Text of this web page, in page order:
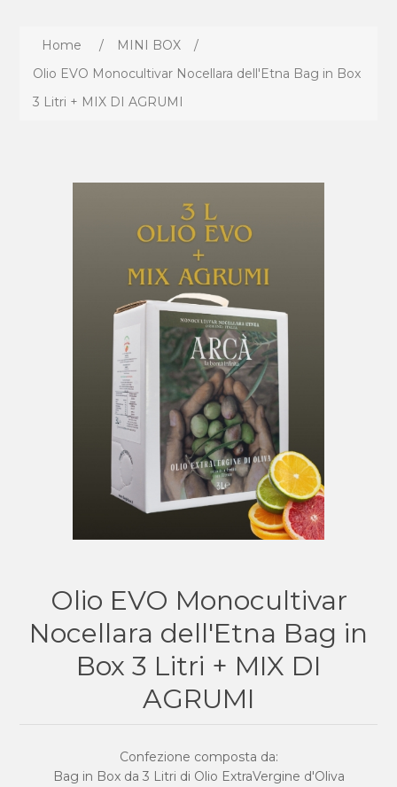
Home / MINI BOX
/
Olio EVO Monocultivar Nocellara dell'Etna Bag in Box
3 Litri + MIX DI AGRUMI
Olio EVO Monocultivar
Nocellara dell'Etna Bag in
Box 3 Litri + MIX DI
AGRUMI
Confezione composta da:
Bag in Box da 3 Litri di Olio ExtraVergine d'Oliva